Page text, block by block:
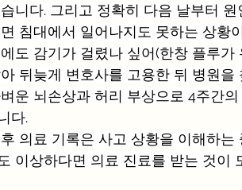
니다. 그리고 정확히 다음 날부터
침대에서 일어나지도 못하는 상황
도 감기가 걸렸나 싶어(한창 플루
뒤늦게 변호사를 고용한 뒤 병원
운 뇌손상과 허리 부상으로 4주간
다.
의료 기록은 사고 상황을 이해하
이상하다면 의료 진료를 받는 것이